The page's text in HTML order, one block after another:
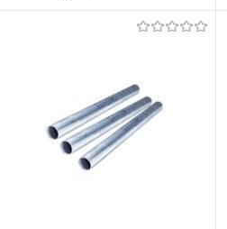
Купить в 1 клик
Сравнение
В избранное